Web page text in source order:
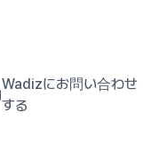
Wadizにお問い合わせ
する